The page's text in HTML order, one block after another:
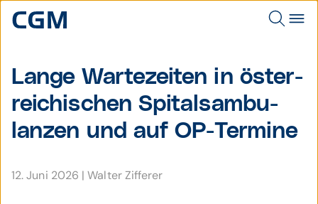
Lange Warte­zeiten in öster­
reichi­schen Spitals­ambu­
lanzen und auf OP-Termine
12. Juni 2026 |Walter Zifferer